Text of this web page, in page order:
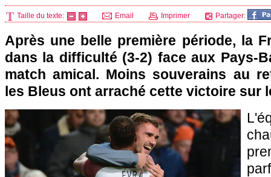
Taille du texte: Email Imprimer Partager:
Après une belle première période, la
dans la difficulté (3-2) face aux Pays-
match amical. Moins souverains au
les Bleus ont arraché cette victoire sur